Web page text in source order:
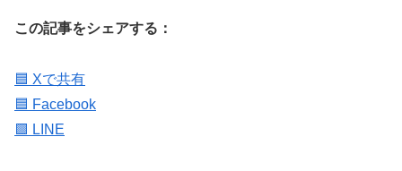
この記事をシェアする：
🟦 Xで共有
🟦 Facebook
🟩 LINE